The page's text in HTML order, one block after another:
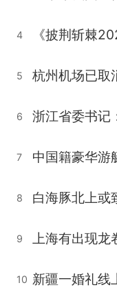
4 《披荆斩棘
5 杭州机场已取
6
7
8 白海豚北上或
9 上海有出现龙
10 新疆一婚礼线